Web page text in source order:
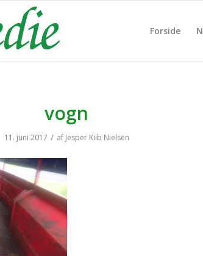
Forside
vogn
11. juni 2017 / af Jesper Kiib Nielsen